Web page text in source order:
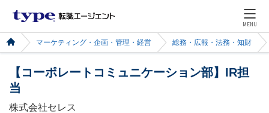
MENU
マーケティング・企画・管理・経営 総務・広報・法務・知財
【コーポレートコミュニケーション部】IR担
当
株式会社セレス